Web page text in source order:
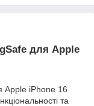
для Apple
Apple iPhone 16
та